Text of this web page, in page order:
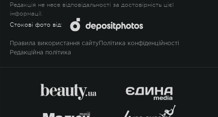
Редакція не несе відповідальності за достовірність цієї
інформації.
Стокові фото від:
Правила використання сайту Політика конфіденційності
Редакційна політика